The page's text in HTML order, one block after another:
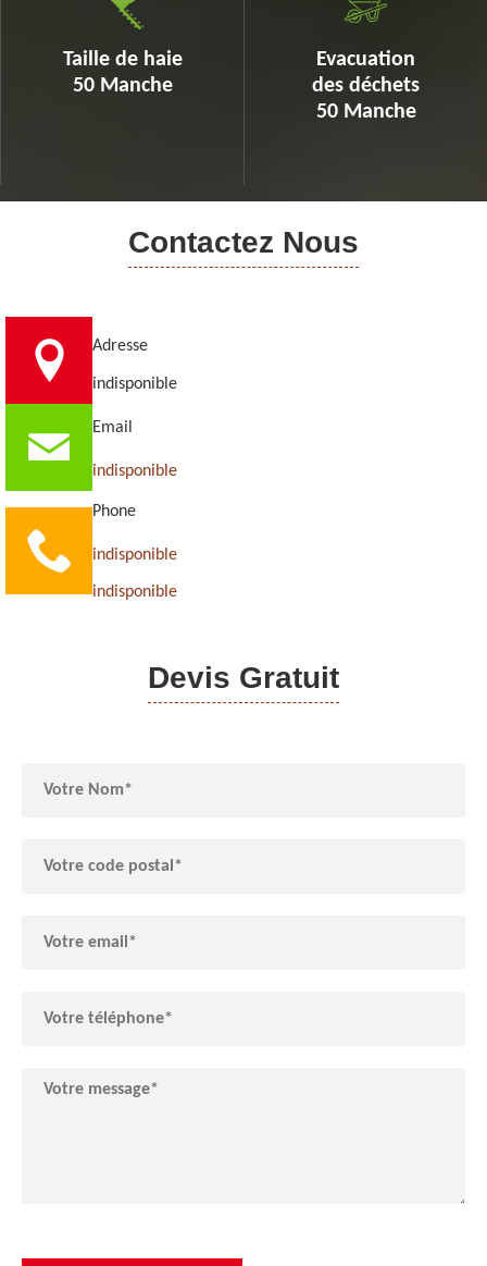
Taille de haie
50 Manche
Evacuation
des déchets
50 Manche
Contactez Nous
Adresse
indisponible
Email
indisponible
Phone
indisponible
indisponible
Devis Gratuit